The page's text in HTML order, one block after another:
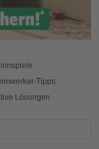
Tipps
Lösungen